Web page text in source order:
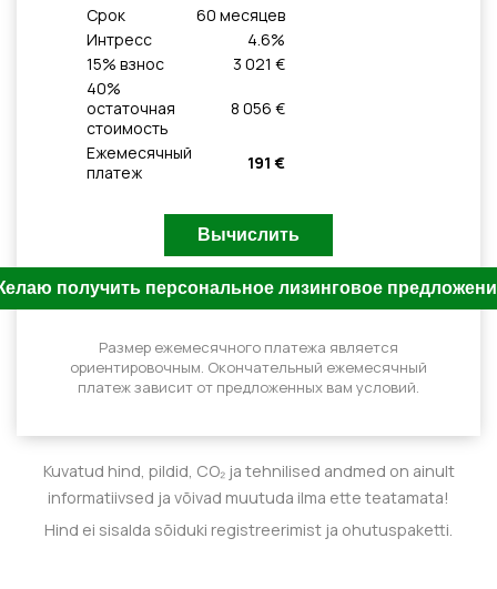
Cрок 60 месяцeв
Интресс
4.6%
15% взнос
3 021 €
40%
остаточная
стоимость
8 056 €
Ежемесячный
платеж
191 €
Размер ежемесячного платежа является
ориентировочным. Окончательный ежемесячный
платеж зависит от предложенных вам условий.
Kuvatud hind, pildid, CO₂ ja tehnilised andmed on ainult
informatiivsed ja võivad muutuda ilma ette teatamata!
Hind ei sisalda sõiduki registreerimist ja ohutuspaketti.